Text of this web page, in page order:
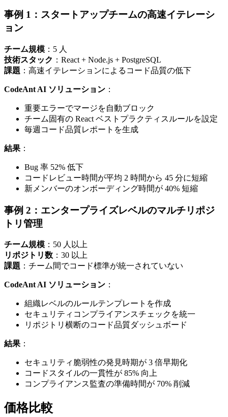
事例 1：スタートアップチームの高速イテレーシ
ョン
チーム規模 ：5 人
技術スタック ：React + Node.js + PostgreSQL
課題 ：高速イテレーションによるコード品質の低下
CodeAnt AI ソリューション ：
重要エラーでマージを自動ブロック
チーム固有の React ベストプラクティスルールを設定
毎週コード品質レポートを生成
結果 ：
Bug 率 52% 低下
コードレビュー時間が平均 2 時間から 45 分に短縮
新メンバーのオンボーディング時間が 40% 短縮
事例 2：エンタープライズレベルのマルチリポジ
トリ管理
チーム規模 ：50 人以上
リポジトリ数 ：30 以上
課題 ：チーム間でコード標準が統一されていない
CodeAnt AI ソリューション ：
組織レベルのルールテンプレートを作成
セキュリティコンプライアンスチェックを統一
リポジトリ横断のコード品質ダッシュボード
結果：
セキュリティ脆弱性の発見時期が 3 倍早期化
コードスタイルの一貫性が 85% 向上
コンプライアンス監査の準備時間が 70% 削減
価格比較